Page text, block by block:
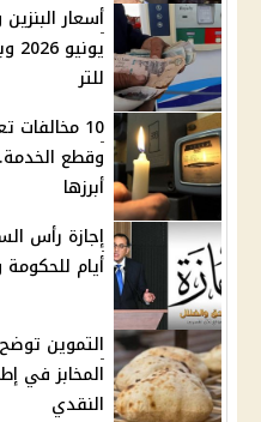
للتر
10
وقطع
أبرزها
أيام
التموين
المخابز في
النقدي